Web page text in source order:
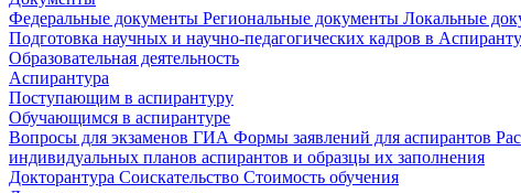
Федеральные документы Региональные документы Локальные
Подготовка научных и научно-педагогических кадров в
Образовательная деятельность
Аспирантура
Поступающим в аспирантуру
Обучающимся в аспирантуре
Вопросы для экзаменов ГИА Формы заявлений для аспирантов
индивидуальных планов аспирантов и образцы их заполнения
Докторантура Соискательство Стоимость обучения